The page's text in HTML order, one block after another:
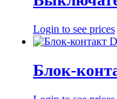
Login to see prices
Блок-